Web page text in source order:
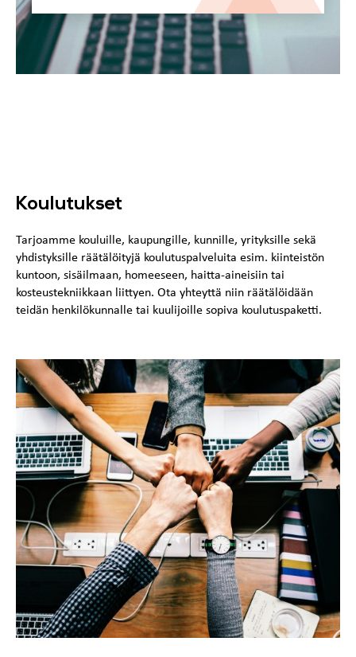
Koulutukset
Tarjoamme kouluille, kaupungille, kunnille, yrityksille sekä
yhdistyksille räätälöityjä koulutuspalveluita esim. kiinteistön
kuntoon, sisäilmaan, homeeseen, haitta-aineisiin tai
kosteustekniikkaan liittyen. Ota yhteyttä niin räätälöidään
teidän henkilökunnalle tai kuulijoille sopiva koulutuspaketti.